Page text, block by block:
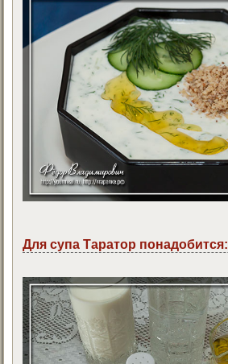
Для супа Таратор понадобится: